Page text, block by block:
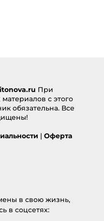
При
с этого
обязательна. Все
| Оферта
в свою жизнь,
в соцсетях: